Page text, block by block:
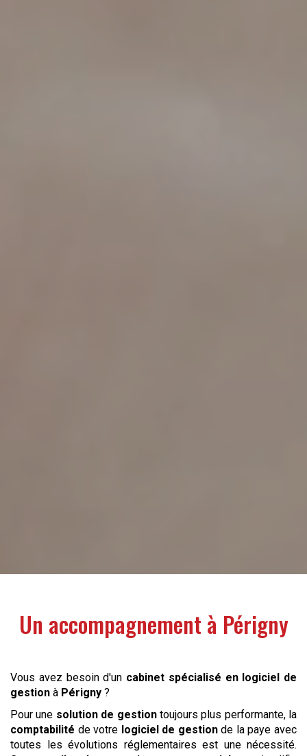
Un accompagnement à Périgny
Vous avez besoin d'un cabinet spécialisé en logiciel de
gestion à Périgny ?
Pour une solution de gestiontoujours plus performante, la
comptabilité de votre logiciel de gestionde la paye avec
toutes les évolutions réglementaires est une nécessité.